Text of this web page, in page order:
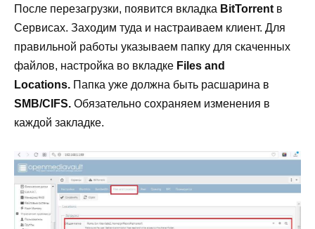
После перезагрузки, появится вкладка BitTorrent в
Сервисах. Заходим туда и настраиваем клиент. Для
правильной работы указываем папку для скаченных
файлов, настройка во вкладке Files and
Locations. Папка уже должна быть расшарина в
SMB/CIFS. Обязательно сохраняем изменения в
каждой закладке.